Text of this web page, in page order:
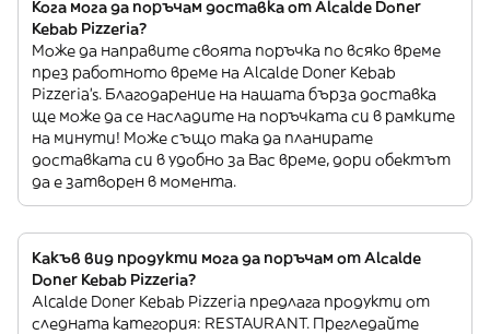
Кога мога да поръчам доставка от Alcalde Doner
Kebab Pizzeria?
Може да направите своята поръчка по всяко време
през работното време на Alcalde Doner Kebab
Pizzeria’s. Благодарение на нашата бърза доставка
ще може да се насладите на поръчката си в рамките
на минути! Може също така да планирате
доставката си в удобно за Вас време, дори обектът
да е затворен в момента.
Какъв вид продукти мога да поръчам от Alcalde
Doner Kebab Pizzeria?
Alcalde Doner Kebab Pizzeria предлага продукти от
следната категория: RESTAURANT. Прегледайте